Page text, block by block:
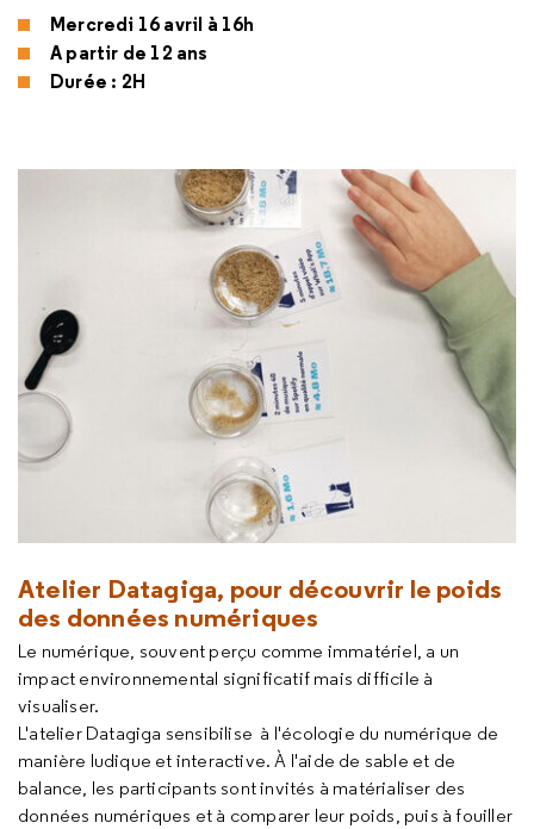
Mercredi 16 avril à 16h
A partir de 12 ans
Durée : 2H
Atelier Datagiga, pour découvrir le poids
des données numériques
Le numérique, souvent perçu comme immatériel, a un
impact environnemental significatif mais difficile à
visualiser.
L'atelier Datagiga sensibilise à l'écologie du numérique de
manière ludique et interactive. À l'aide de sable et de
balance, les participants sont invités à matérialiser des
données numériques et à comparer leur poids, puis à fouiller